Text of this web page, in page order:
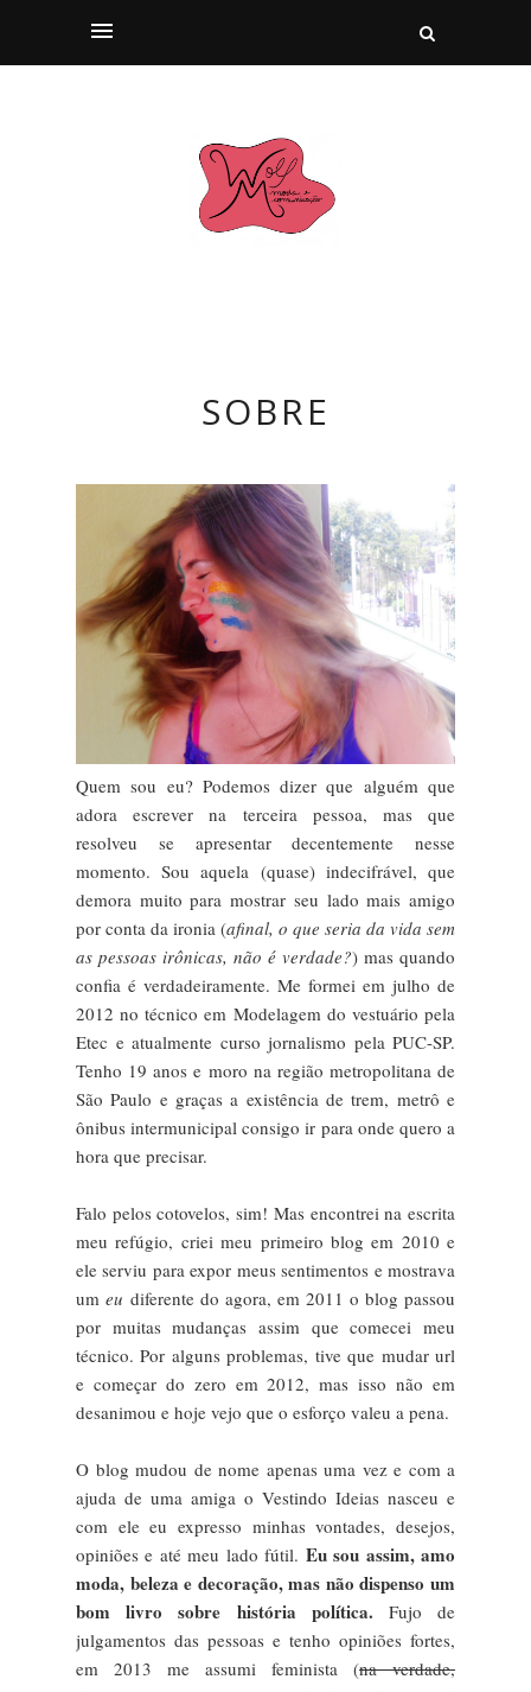
SOBRE
Quem sou eu? Podemos dizer que alguém que
adora escrever na terceira pessoa, mas que
resolveu se apresentar decentemente nesse
momento. Sou aquela (quase) indecifrável, que
demora muito para mostrar seu lado mais amigo
por conta da ironia (afinal, o que seria da vida sem
as pessoas irônicas, não é verdade?) mas quando
confia é verdadeiramente. Me formei em julho de
2012 no técnico em Modelagem do vestuário pela
Etec e atualmente curso jornalismo pela PUC-SP.
Tenho 19 anos e moro na região metropolitana de
São Paulo e graças a existência de trem, metrô e
ônibus intermunicipal consigo ir para onde quero a
hora que precisar.
Falo pelos cotovelos, sim! Mas encontrei na escrita
meu refúgio, criei meu primeiro blog em 2010 e
ele serviu para expor meus sentimentos e mostrava
um eu diferente do agora, em 2011 o blog passou
por muitas mudanças assim que comecei meu
técnico. Por alguns problemas, tive que mudar url
e começar do zero em 2012, mas isso não em
desanimou e hoje vejo que o esforço valeu a pena.
O blog mudou de nome apenas uma vez e com a
ajuda de uma amiga o Vestindo Ideias nasceu e
com ele eu expresso minhas vontades, desejos,
opiniões e até meu lado fútil. Eu sou assim, amo
moda, beleza e decoração, mas não dispenso um
bom livro sobre história política. Fujo de
julgamentos das pessoas e tenho opiniões fortes,
em 2013 me assumi feminista (na verdade,